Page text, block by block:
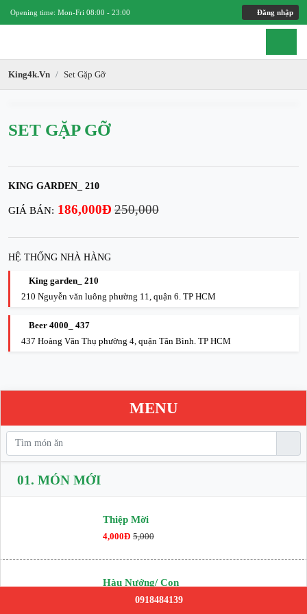
Opening time: Mon-Fri 08:00 - 23:00 Đăng nhập
King4k.vn Set Gặp Gỡ
SET GẶP GỠ
KING GARDEN_ 210
GIÁ BÁN: 186,000Đ 250,000
HỆ THỐNG NHÀ HÀNG
King garden_ 210
210 Nguyễn văn luông phường 11, quận 6. TP HCM
Beer 4000_ 437
437 Hoàng Văn Thụ phường 4, quận Tân Bình. TP HCM
MENU
01. MÓN MỚI
Thiệp Mời
4,000Đ 5,000
Hàu Nướng/ Con
0918484139